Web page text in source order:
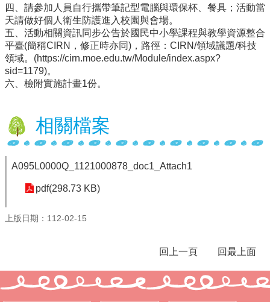
關
網
頁
學
校
相
關
法
規
定
縣
區
程
四、請參加人員自行攜帶筆記型電腦與環保杯、餐具；活動當
天請做好個人衛生防護進入校園與會場。
五、活動相關資訊同步公告於國民中小學課程與教學資源整合
平臺(簡稱CIRN，修正時亦同)，路徑：CIRN/領域議題/科技
領域。(https://cirn.moe.edu.tw/Module/index.aspx?
sid=1179)。
六、檢附實施計畫1份。
相關檔案
A095L0000Q_1121000878_doc1_Attach1
pdf(298.73 KB)
上版日期：112-02-15
回上一頁 回最上面